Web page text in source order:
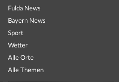
Fulda News
Bayern News
Sport
Wetter
Alle Orte
Alle Themen